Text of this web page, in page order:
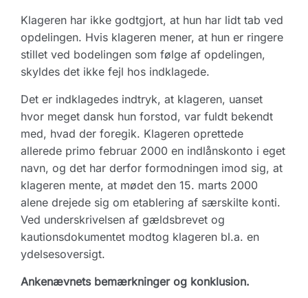
Klageren har ikke godtgjort, at hun har lidt tab ved
opdelingen. Hvis klageren mener, at hun er ringere
stillet ved bodelingen som følge af opdelingen,
skyldes det ikke fejl hos indklagede.
Det er indklagedes indtryk, at klageren, uanset
hvor meget dansk hun forstod, var fuldt bekendt
med, hvad der foregik. Klageren oprettede
allerede primo februar 2000 en indlånskonto i eget
navn, og det har derfor formodningen imod sig, at
klageren mente, at mødet den 15. marts 2000
alene drejede sig om etablering af særskilte konti.
Ved underskrivelsen af gældsbrevet og
kautionsdokumentet modtog klageren bl.a. en
ydelsesoversigt.
Ankenævnets bemærkninger og konklusion.